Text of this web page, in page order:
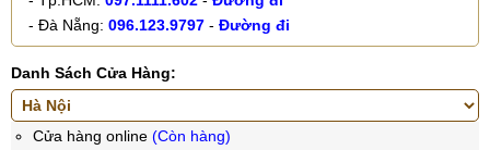
- Đà Nẵng: 096.123.9797 - Đường đi
Danh Sách Cửa Hàng:
Cửa hàng online (Còn hàng)